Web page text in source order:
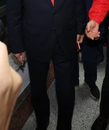
임용…희망지 못
[내일날씨]
리 수요 선제 대
입단
승 2무'
에 마쳐